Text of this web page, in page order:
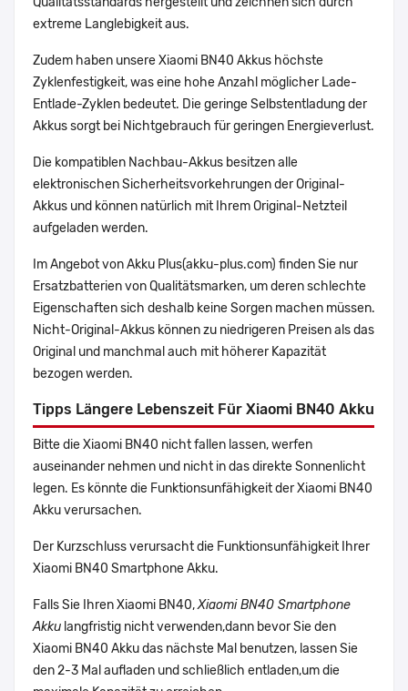
extreme Langlebigkeit aus.
Zudem haben unsere Xiaomi BN40 Akkus höchste
Zyklenfestigkeit, was eine hohe Anzahl möglicher Lade-
Entlade-Zyklen bedeutet. Die geringe Selbstentladung der
Akkus sorgt bei Nichtgebrauch für geringen Energieverlust.
Die kompatiblen Nachbau-Akkus besitzen alle
elektronischen Sicherheitsvorkehrungen der Original-
Akkus und können natürlich mit Ihrem Original-Netzteil
aufgeladen werden.
Im Angebot von Akku Plus(akku-plus.com) finden Sie nur
Ersatzbatterien von Qualitätsmarken, um deren schlechte
Eigenschaften sich deshalb keine Sorgen machen müssen.
Nicht-Original-Akkus können zu niedrigeren Preisen als das
Original und manchmal auch mit höherer Kapazität
bezogen werden.
Tipps Längere Lebenszeit Für Xiaomi BN40 Akku
Bitte die Xiaomi BN40 nicht fallen lassen, werfen
auseinander nehmen und nicht in das direkte Sonnenlicht
legen. Es könnte die Funktionsunfähigkeit der Xiaomi BN40
Akku verursachen.
Der Kurzschluss verursacht die Funktionsunfähigkeit Ihrer
Xiaomi BN40 Smartphone Akku.
Falls Sie Ihren Xiaomi BN40,Xiaomi BN40 Smartphone
Akku langfristig nicht verwenden,dann bevor Sie den
Xiaomi BN40 Akku das nächste Mal benutzen, lassen Sie
den 2-3 Mal aufladen und schließlich entladen,um die